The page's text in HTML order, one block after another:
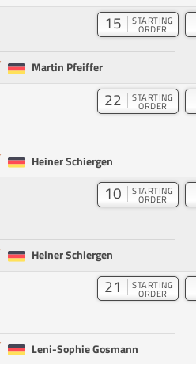
15 STARTING
ORDER
Martin Pfeiffer
22 STARTING
ORDER
Heiner Schiergen
10 STARTING
ORDER
Heiner Schiergen
21 STARTING
ORDER
Leni-Sophie Gosmann